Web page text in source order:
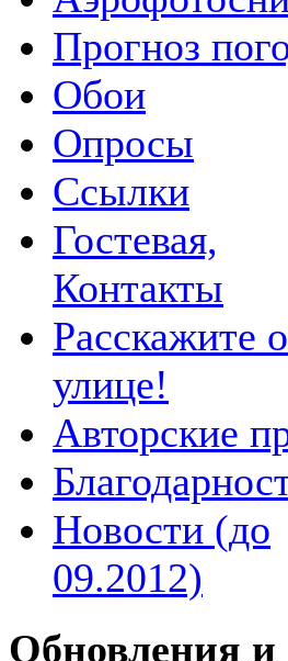
Прогноз
Обои
Опросы
Ссылки
Гостевая,
Контакты
Расскажите
улице!
Авторские
Новости (до
09.2012)
Обновления и